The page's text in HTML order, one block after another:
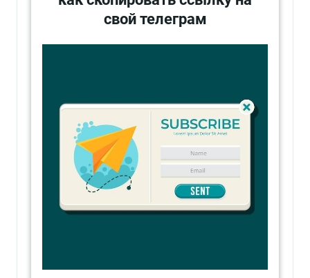
свой телеграм